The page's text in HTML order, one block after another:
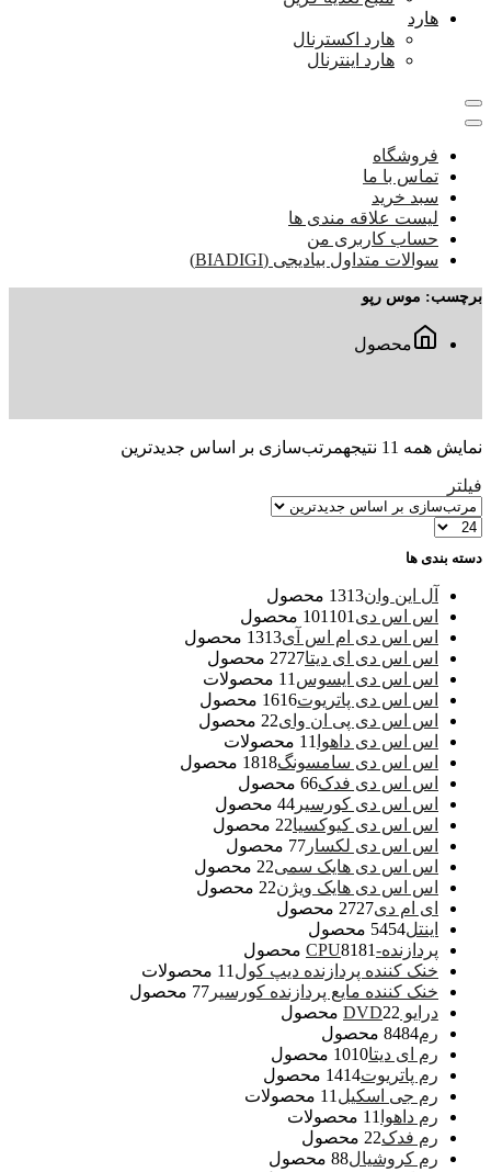
هارد
هارد اکسترنال
هارد اینترنال
فروشگاه
تماس با ما
سبد خرید
لیست علاقه مندی ها
حساب کاربری من
سوالات متداول بیادیجی (BIADIGI)
برچسب: موس رپو
محصول
نمایش همه 11 نتیجه مرتب‌سازی بر اساس جدیدترین
فیلتر
دسته بندی ها
آل این وان 1313 محصول
اس اس دی
101 101 محصول
اس اس دی ام اس آی
1313 محصول
اس اس دی ای دیتا
2727 محصول
اس اس دی ایسوس
1 1 محصولات
اس اس دی پاتریوت
1616 محصول
اس اس دی پی ان وای 22 محصول
اس اس دی داهوا
1 1 محصولات
اس اس دی سامسونگ
1818 محصول
اس اس دی فدک 66 محصول
اس اس دی کورسیر
44 محصول
اس اس دی کیوکسیا 22 محصول
اس اس دی لکسار
77 محصول
اس اس دی هایک سمی 22 محصول
اس اس دی هایک ویژن 22 محصول
ای ام دی
2727 محصول
اینتل
5454 محصول
پردازنده-CPU
8181 محصول
خنک کننده پردازنده دیپ کول
1 1 محصولات
خنک کننده مایع پردازنده کورسیر
77 محصول
درایو DVD
22 محصول
رم
8484 محصول
رم ای دیتا
1010 محصول
رم پاتریوت
1414 محصول
رم جی اسکیل
1 1 محصولات
رم داهوا
1 1 محصولات
رم فدک 22 محصول
رم کروشیال 88 محصول